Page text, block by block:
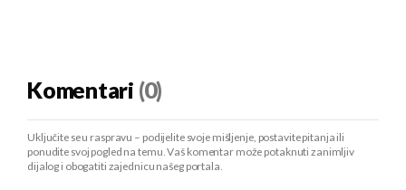
Komentari (0)
Uključite se u raspravu – podijelite svoje mišljenje, postavite pitanja ili
ponudite svoj pogled na temu. Vaš komentar može potaknuti zanimljiv
dijalog i obogatiti zajednicu našeg portala.